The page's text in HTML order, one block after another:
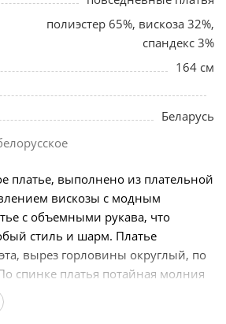
полиэстер 65%, вискоза 32%,
спандекс 3%
164 см
Беларусь
платье, выполнено из плательной
вискозы с модным
с объемными рукава, что
стиль и шарм. Платье
вырез горловины округлый, по
спинке платья потайная молния